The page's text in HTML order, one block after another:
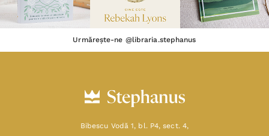
Urmărește-ne @libraria.stephanus
Bibescu Vodă 1, bl. P4, sect. 4,